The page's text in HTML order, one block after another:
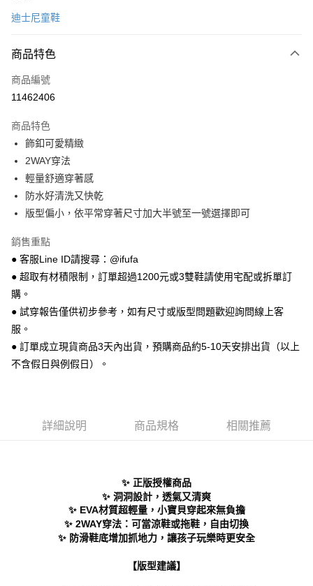
信用卡一次付款
LINE Pay
Apple Pay
悠遊付
Google Pay
全盈+PAY
AFTEE先享後付
【關於「AFTEE先享後付」】
AFTEE先享後付是「在收到商品之後才付款」的支付方式。 讓您購物簡單
１．簡單：不需註冊會員、不需綁卡、不需儲值。
２．便利：只要手機號碼，簡訊認證，即可結帳。
３．安心：先確認商品／服務後，再付款。
【「AFTEE先享後付」結帳流程】
１．於結帳方式選擇「AFTEE先享後付」後，將跳轉至「AFTEE先享後付」
２．訂單成立數日內，您將收到繳費通知簡訊。
購買商品的店家。未經商家同意取消之訂單仍視為有效，需透過AFTEE先享
後付繳納相關費用。
１．透過由恩沛科技股份有限公司提供之「AFTEE先享後付」服務完成之交
易，需依本服務之必要範圍內提供個人資料，並將交易相關給付款項請求債
權轉讓予恩沛科技股份有限公司。
２．關於個人資料處理事宜，請瀏覽以下網址：
３．未成年的使用者請事先徵得法定代理人或監護人之同意方可使用
ATM付款
運送方式
全家 取貨付款
每筆NT$70，滿NT$999(含以上)免運費
付款後 全家取貨
每筆NT$70，滿NT$999(含以上)免運費
每筆NT$90，滿NT$999(含以上)免運費
迪士尼童鞋
商品特色
商品編號
11462406
商品特色
飾釦可愛精緻
2WAY穿法
輕量舒適穿著感
防水好清洗又快乾
版型偏小，依平常穿著尺寸加大半號至一號選擇即可
銷售重點
● 客服Line ID請搜尋：@ifufa
● 超取有材積限制，訂單超過1200元或3雙鞋請使用宅配或拆單訂
購。
● 試穿報告僅供初步參考，如有尺寸或版型問題歡迎詢問線上客
服。
● 訂單成立現貨商品3天內出貨，預購商品約5-10天安排出貨（以上
不含假日與例假日）。
詳細說明 商品規格 相關推薦
✨ 正版授權商品
✨ 洞洞設計，透氣又清爽
✨ EVA材質超輕量，小寶貝穿起來無負擔
✨ 2WAY穿法：可當涼鞋或拖鞋，自由切換
✨ 防滑鞋底增加抓地力，讓孩子玩樂時更安全
【版型建議】